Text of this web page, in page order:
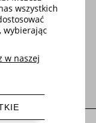
wszystkich
wybierając
w naszej